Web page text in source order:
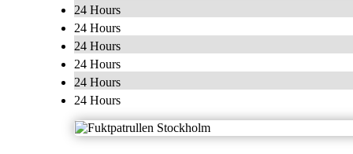
24 Hours
24 Hours
24 Hours
24 Hours
24 Hours
24 Hours